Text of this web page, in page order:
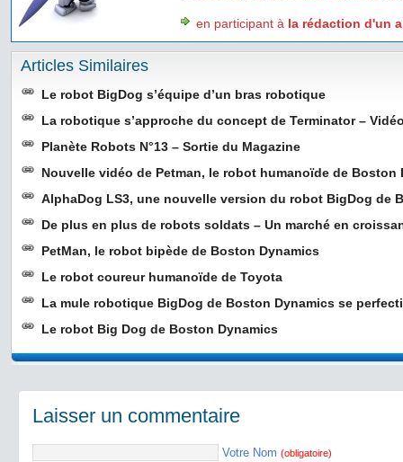
en participant à la rédaction d'un
Articles Similaires
Le robot BigDog s’équipe d’un bras robotique
La robotique s’approche du concept de Terminator –
Planète Robots N°13 – Sortie du Magazine
Nouvelle vidéo de Petman, le robot humanoïde de Boston
AlphaDog LS3, une nouvelle version du robot BigDog de
De plus en plus de robots soldats – Un marché en
PetMan, le robot bipède de Boston Dynamics
Le robot coureur humanoïde de Toyota
La mule robotique BigDog de Boston Dynamics se
Le robot Big Dog de Boston Dynamics
Laisser un commentaire
Votre Nom (obligatoire)